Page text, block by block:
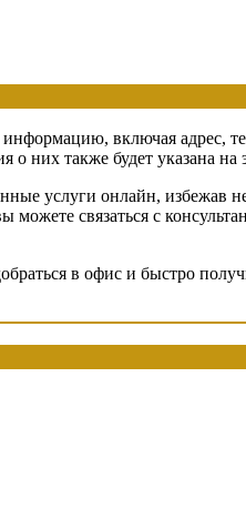
включая адрес,
них также будет указана на
услуги онлайн, избежав
можете связаться с
в офис и быстро